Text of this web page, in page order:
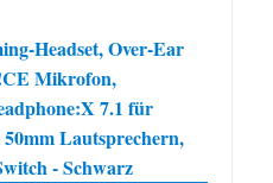
Headset, Over-Ear
Mikrofon,
7.1 für
Lautsprechern,
- Schwarz